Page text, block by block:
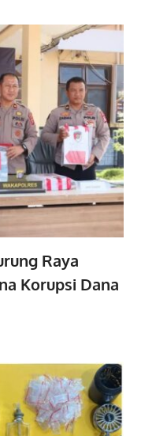
Raya
Korupsi Dana